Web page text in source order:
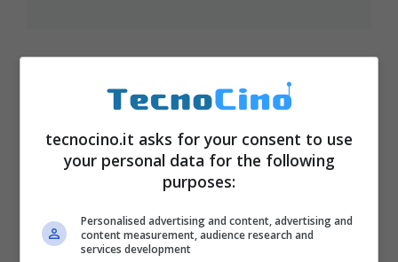
tecnocino.it asks for your consent to use
your personal data for the following
purposes:
Personalised advertising and content, advertising and
content measurement, audience research and
services development